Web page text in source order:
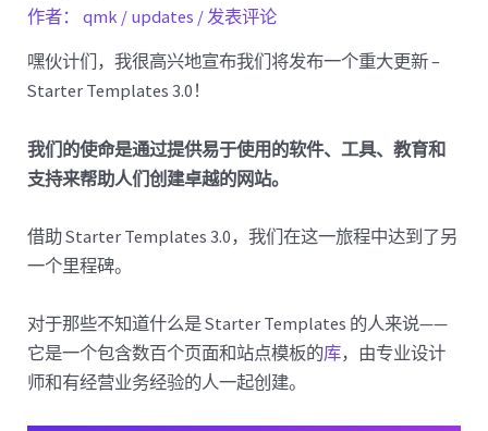
作者： qmk / updates /发表评论
嘿伙计们，我很高兴地宣布我们将发布一个重大更新 –
Starter Templates 3.0！
我们的使命是通过提供易于使用的软件、工具、教育和
支持来帮助人们创建卓越的网站。
借助 Starter Templates 3.0，我们在这一旅程中达到了另
一个里程碑。
对于那些不知道什么是 Starter Templates 的人来说——
它是一个包含数百个页面和站点模板的库，由专业设计
师和有经营业务经验的人一起创建。